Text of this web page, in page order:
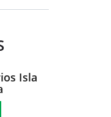
Isla